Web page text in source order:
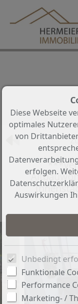
Diese Webseite
optimales
von
erfolgen.
Auswirkungen
Unbedingt
Funktionale
Performance
Marketing- /